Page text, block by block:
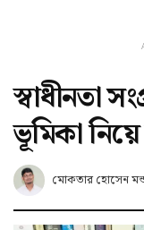
স্বাধীনতা
ভূমিকা
মোকতার হোসেন